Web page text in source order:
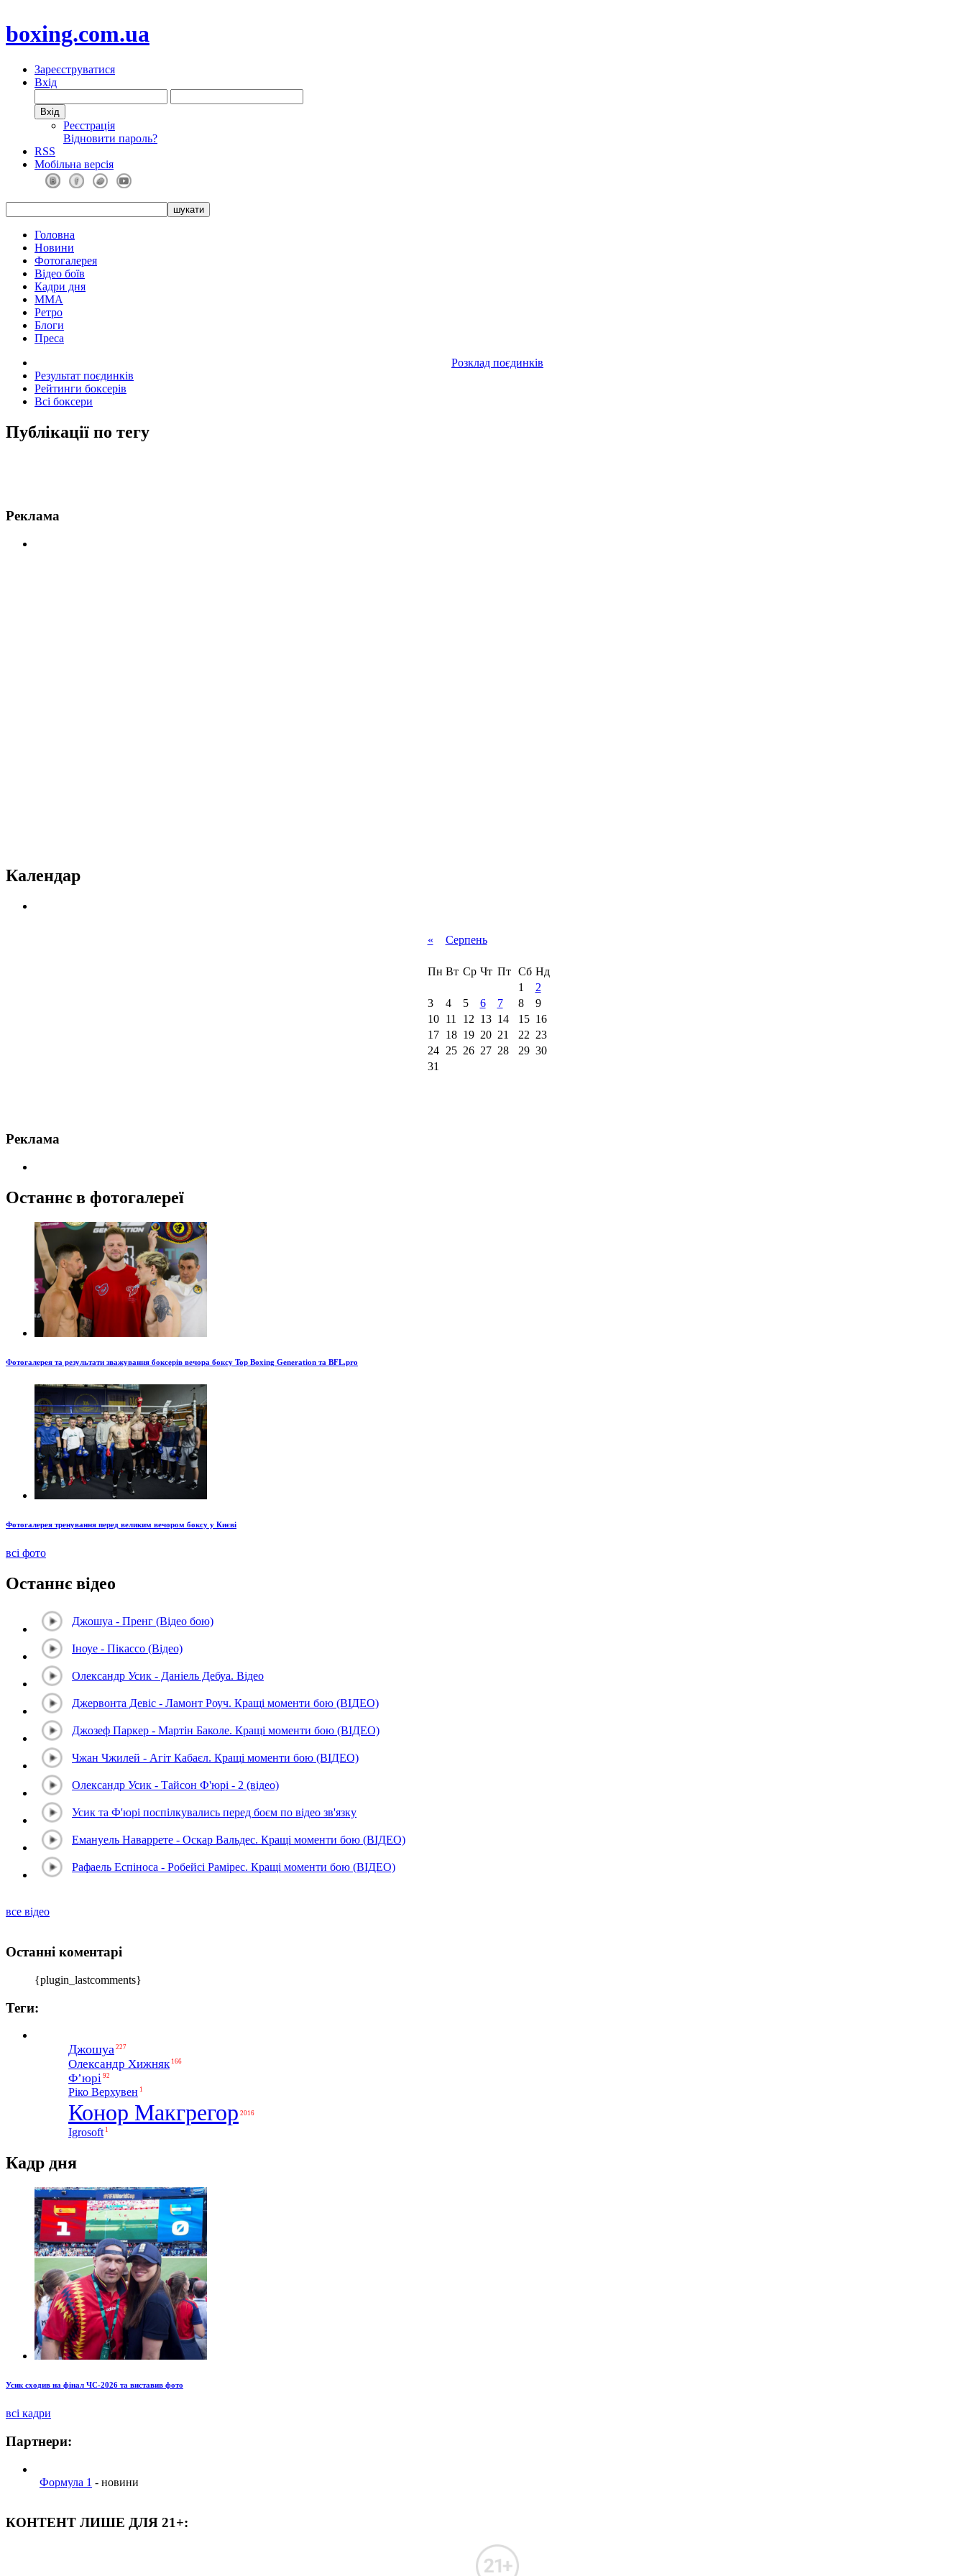
boxing.com.ua
Зареєструватися
Вхід
Реєстрація
Відновити пароль?
RSS
Мобільна версія
Головна
Новини
Фотогалерея
Відео боїв
Кадри дня
ММА
Ретро
Блоги
Преса
Розклад поєдинків
Результат поєдинків
Рейтинги боксерів
Всі боксери
Публікації по тегу
Реклама
Календар
« Серпень
Пн Вт Ср Чт Пт Сб Нд
1
2
3
4 5 6 7 8
9
10
11 12 13 14 15 16
17
18 19 20 21 22 23
24
25 26 27 28 29 30
31
Реклама
Останнє в фотогалереї
Фотогалерея та результати зважування боксерів вечора боксу Top Boxing Generation та BFL.pro
Фотогалерея тренування перед великим вечором боксу у Києві
всі фото
Останнє відео
Джошуа - Пренг (Відео бою)
Іноуе - Пікассо (Відео)
Олександр Усик - Даніель Дебуа. Відео
Джервонта Девіс - Ламонт Роуч. Кращі моменти бою (ВІДЕО)
Джозеф Паркер - Мартін Баколе. Кращі моменти бою (ВІДЕО)
Чжан Чжилей - Агіт Кабаєл. Кращі моменти бою (ВІДЕО)
Олександр Усик - Тайсон Ф'юрі - 2 (відео)
Усик та Ф'юрі поспілкувались перед боєм по відео зв'язку
Емануель Наваррете - Оскар Вальдес. Кращі моменти бою (ВІДЕО)
Рафаель Еспіноса - Робейсі Рамірес. Кращі моменти бою (ВІДЕО)
все відео
Останні коментарі
{plugin_lastcomments}
Теги:
Джошуа 227
Олександр Хижняк 166
Ф’юрі 92
Ріко Верхувен 1
Конор Макгрегор 2016
Igrosoft 1
Кадр дня
Усик сходив на фінал ЧС-2026 та виставив фото
всі кадри
Партнери:
Формула 1 - новини
КОНТЕНТ ЛИШЕ ДЛЯ 21+: